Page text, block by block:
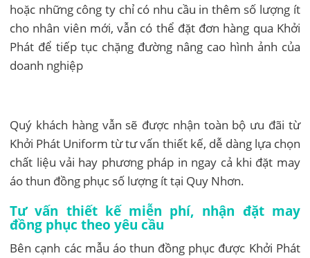
hoặc những công ty chỉ có nhu cầu in thêm số lượng ít
cho nhân viên mới, vẫn có thể đặt đơn hàng qua Khởi
Phát để tiếp tục chặng đường nâng cao hình ảnh của
doanh nghiệp
Quý khách hàng vẫn sẽ được nhận toàn bộ ưu đãi từ
Khởi Phát Uniform từ tư vấn thiết kế, dễ dàng lựa chọn
chất liệu vải hay phương pháp in ngay cả khi đặt may
áo thun đồng phục số lượng ít tại Quy Nhơn.
Tư vấn thiết kế miễn phí, nhận đặt may
đồng phục theo yêu cầu
Bên cạnh các mẫu áo thun đồng phục được Khởi Phát